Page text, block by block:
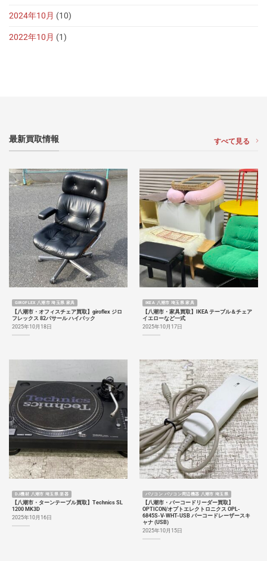
2024年10月 (10)
2022年10月 (1)
最新買取情報 すべて見る
GIROFLEX 八潮市 埼玉県 家具
【八潮市・オフィスチェア買取】giroflex ジロ
フレックス 82パサール ハイバック
2025年10月18日
IKEA 八潮市 埼玉県 家具
【八潮市・家具買取】IKEA テーブル＆チェア
イエローなど一式
2025年10月17日
DJ機材 八潮市 埼玉県 楽器
【八潮市・ターンテーブル買取】Technics SL
1200 MK3D
2025年10月16日
パソコン パソコン周辺機器 八潮市 埼玉県
【八潮市・バーコードリーダー買取】
OPTICON/オプトエレクトロニクス OPL-
6845S-V-WHT-USB バーコードレーザースキ
ャナ (USB)
2025年10月15日